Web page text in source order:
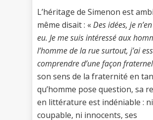
L’héritage de Simenon est
même disait : «Des idées, je
eu. Je me suis intéressé aux
l’homme de la rue surtout, j’ai
comprendre d’une façon
son sens de la fraternité en
qu’homme pose question, sa
en littérature est indéniable : ni
coupable, ni innocents, ses